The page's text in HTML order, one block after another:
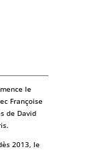
le
Françoise
de David
2013, le